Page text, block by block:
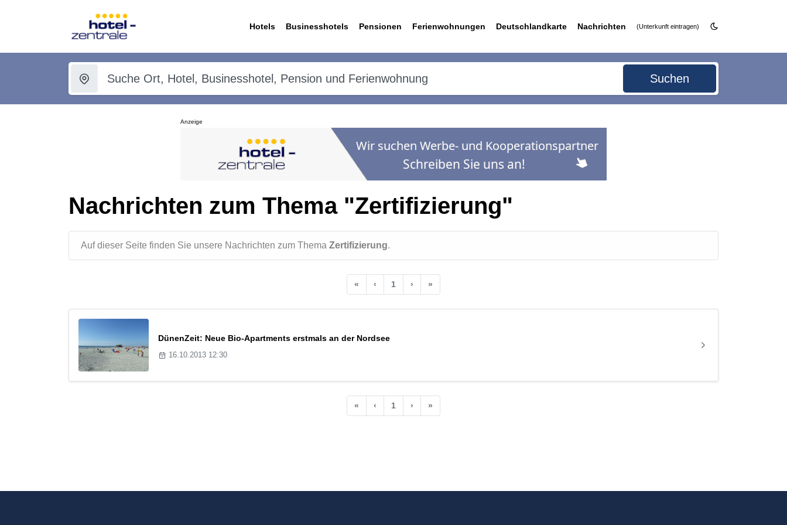
Hotels Businesshotels Pensionen Ferienwohnungen Deutschlandkarte Nachrichten (Unterkunft eintragen)
Suchen
Anzeige
Nachrichten zum Thema "Zertifizierung"
Auf dieser Seite finden Sie unsere Nachrichten zum Thema Zertifizierung.
« ‹ 1 › »
DünenZeit: Neue Bio-Apartments erstmals an der Nordsee
16.10.2013 12:30
« ‹ 1 › »